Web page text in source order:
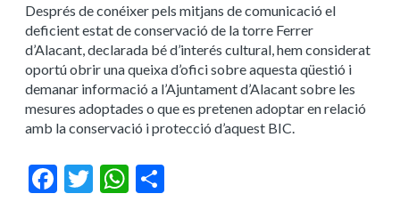
Després de conéixer pels mitjans de comunicació el
deficient estat de conservació de la torre Ferrer
d’Alacant, declarada bé d’interés cultural, hem considerat
oportú obrir una queixa d’ofici sobre aquesta qüestió i
demanar informació a l’Ajuntament d’Alacant sobre les
mesures adoptades o que es pretenen adoptar en relació
amb la conservació i protecció d’aquest BIC.
Facebook
Twitter WhatsApp